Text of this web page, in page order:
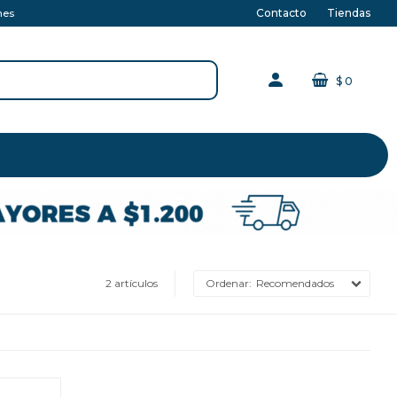
$ 0
Contacto Tiendas
2 artículos Recomendados